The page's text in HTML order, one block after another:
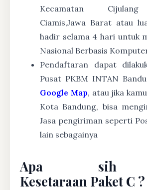
Kecamatan
Ciamis,Jawa Barat atau
hadir selama 4 hari untuk
Nasional Berbasis
Pendaftaran dapat
Pusat PKBM INTAN
Google Map, atau jika
Kota Bandung, bisa
Jasa pengiriman seperti
lain sebagainya
Apa sih
Kesetaraan Paket C ?